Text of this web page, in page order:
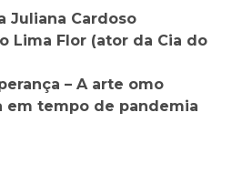
Juliana Cardoso
Lima Flor (ator da Cia do
– A arte omo
em tempo de pandemia